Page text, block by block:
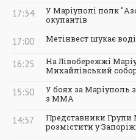
17:34
У Маріуполі полк
окупантів
17:00 Метінвест шукає
16:25
На Лівобережжі
Михайлівський
15:50
У боях за Маріуполь
з ММА
14:57
Представники Групи
розмістити у